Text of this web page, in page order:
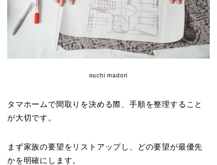
ouchi madori
タマホームで間取りを決める際、手順を整理すること
が大切です。
まず家族の要望をリストアップし、どの要望が最優先
かを明確にします。